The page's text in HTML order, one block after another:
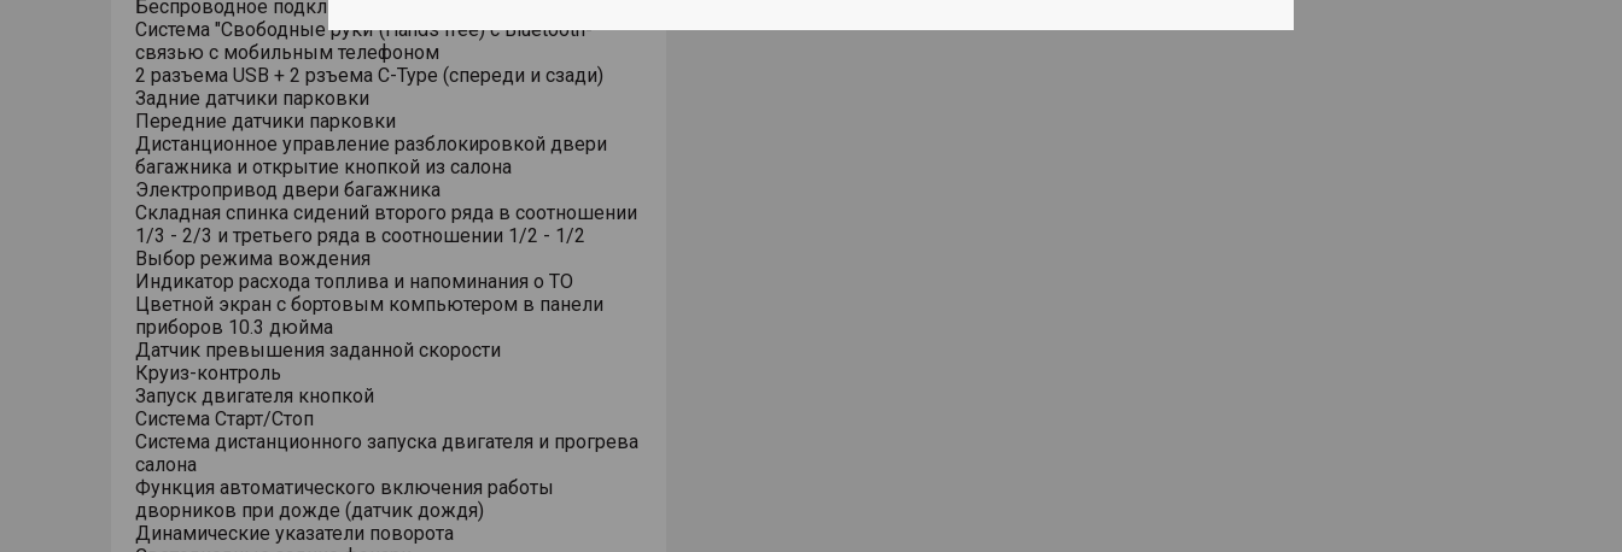
Беспроводное подключение Android Auto/Apple CarPlay
Система "Свободные руки"(Hands free) с Bluetooth-
связью с мобильным телефоном
2 разъема USB + 2 рзъема C-Type (спереди и сзади)
Задние датчики парковки
Передние датчики парковки
Дистанционное управление разблокировкой двери
багажника и открытие кнопкой из салона
Электропривод двери багажника
Складная спинка сидений второго ряда в соотношении
1/3 - 2/3 и третьего ряда в соотношении 1/2 - 1/2
Выбор режима вождения
Индикатор расхода топлива и напоминания о ТО
Цветной экран с бортовым компьютером в панели
приборов 10.3 дюйма
Датчик превышения заданной скорости
Круиз-контроль
Запуск двигателя кнопкой
Система Старт/Стоп
Система дистанционного запуска двигателя и прогрева
салона
Функция автоматического включения работы
дворников при дожде (датчик дождя)
Динамические указатели поворота